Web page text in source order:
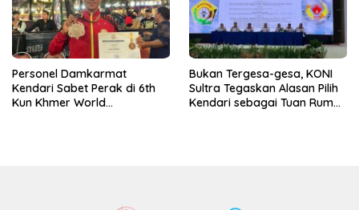
Personel Damkarmat
Kendari Sabet Perak di 6th
Kun Khmer World
Bukan Tergesa-gesa, KONI
Sultra Tegaskan Alasan Pilih
Kendari sebagai Tuan Rumah